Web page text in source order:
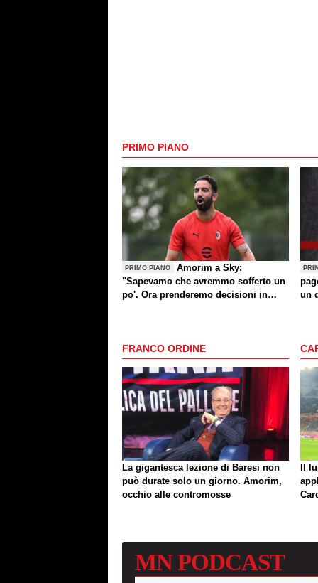
PRIMO PIANO
PRIMO PIANO
Amorim a Sky:
"Sapevamo che avremmo sofferto un
po'. Ora prenderemo decisioni in
un
FRANCO ORDINE
La gigantesca lezione di Baresi non
può durate solo un giorno. Amorim,
occhio alle contromosse
Il
MNPODCAST